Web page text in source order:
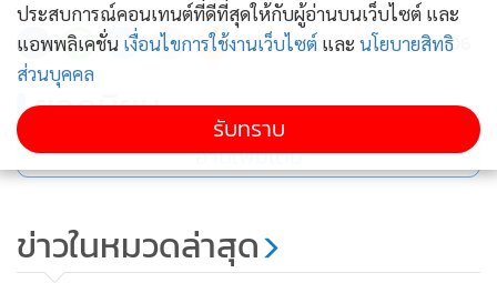
อย่างไรก็ตาม “รุง รุง” ยังแสดงสปิริตถึงการเป็นนักกีฬามืออาชีพ
ด้วยการยอมรับความสำเร็จในอาชีพของ “อนาโตลี” ว่าคือของ
จริง ยากที่ใครจะต่อกรได้ แต่ตนพร้อมพิสูจน์ให้เห็นอีกครั้งว่าใคร
เหนือกว่ากัน
เลยว่าเรากระดูกคนละเบอร์ ยิ่งเมื่อมาถึงไฟต์นี้ผมมั่นใจว่าอยู่
คนละชั้นกัน ผมยังเคารพเขา แต่เขาไม่มีวันชนะผมได้แน่นอน”
306
ยอดนิยม
อ่านเพิ่มเติม
ข่าวในหมวดล่าสุด
ประสบการณ์คอนเทนต์ที่ดีที่สุดให้กับผู้อ่านบนเว็บไซต์ และ
แอพพลิเคชั่น เงื่อนไขการใช้งานเว็บไซต์ และ นโยบายสิทธิ
ส่วนบุคคล
รับทราบ